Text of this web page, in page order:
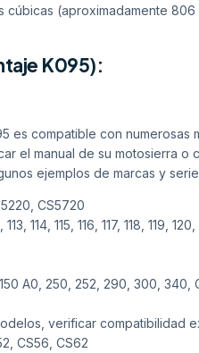
cúbicas (aproximadamente 806
K095):
es compatible con
el manual de su motosierra o
ejemplos de marcas y
CS5720
113, 114, 115, 116, 117, 118,
A0, 250, 252, 290, 300, 340,
verificar compatibilidad
CS56, CS62